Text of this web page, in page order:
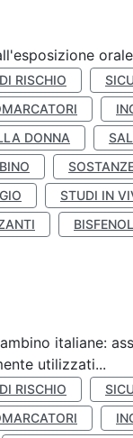
RISCHIO
DONNA
STUDI IN
italiane:
utilizzati...
RISCHIO